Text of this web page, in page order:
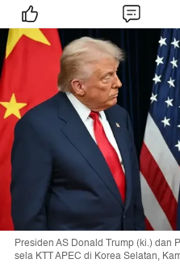
Presiden AS Donald Trump (ki.) dan
sela KTT APEC di Korea Selatan,